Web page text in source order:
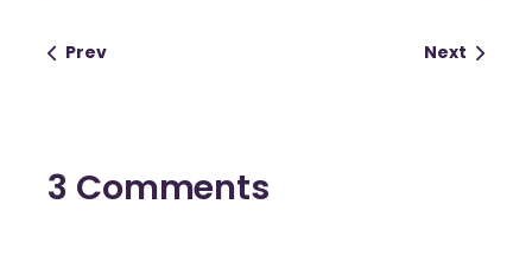
Prev Next
3 Comments